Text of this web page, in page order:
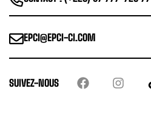
EPCI@EPCI-CI.COM
SUIVEZ-NOUS